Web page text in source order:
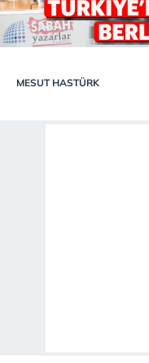
MESUT HASTÜRK